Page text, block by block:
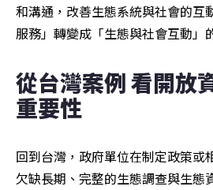
和溝通，改善生態系統與社會的互
服務」轉變成「生態與社會互動」
從台灣案例 看開放
重要性
回到台灣，政府單位在制定政策或
欠缺長期、完整的生態調查與生態